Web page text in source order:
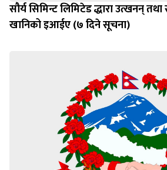
सौर्य सिमिन्ट लिमिटेड द्धारा उत्खनन्
खानिको इआईए (७ दिने सूचना)